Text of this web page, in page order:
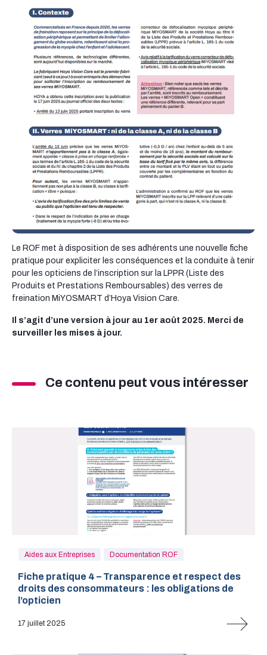
Le ROF met à disposition de ses adhérents une nouvelle fiche
pratique pour expliciter les conséquences et la conduite à tenir
pour les opticiens de l’inscription sur la LPPR (Liste des
Produits et Prestations Remboursables) des verres de
freination MiYOSMART d’Hoya Vision Care.
Il s’agit d’une version à jour au 1er août 2025. Merci de
surveiller les mises à jour.
Ce contenu peut vous intéresser
Fiche pratique 4 – Transparence et respect des
droits des consommateurs : les obligations de
l’opticien
Aides aux Entreprises Documentation ROF
17 juillet 2025